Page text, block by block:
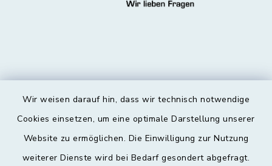
Wir weisen darauf hin, dass wir technisch notwendige
Cookies einsetzen, um eine optimale Darstellung unserer
Website zu ermöglichen. Die Einwilligung zur Nutzung
weiterer Dienste wird bei Bedarf gesondert abgefragt.
Kontakt